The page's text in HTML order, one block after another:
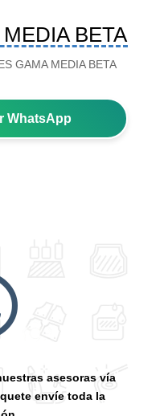
BETA
GAMA MEDIA BETA
WhatsApp
asesoras vía
envíe toda la